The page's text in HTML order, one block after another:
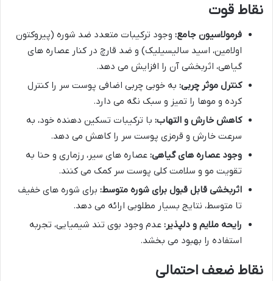
نقاط قوت
فرمولاسیون جامع: وجود ترکیبات متعدد ضد شوره (پیروکتون
اولامین، اسید سالیسیلیک) و ضد قارچ در کنار عصاره های
گیاهی، اثربخشی آن را افزایش می دهد.
کنترل موثر چربی: به خوبی چربی اضافی پوست سر را کنترل
کرده و موها را تمیز و سبک نگه می دارد.
کاهش خارش و التهاب: با ترکیبات تسکین دهنده خود، به
سرعت خارش و قرمزی پوست سر را کاهش می دهد.
وجود عصاره های گیاهی: عصاره های سیر، رزماری و حنا به
تقویت مو و سلامت کلی پوست سر کمک می کنند.
اثربخشی قابل قبول برای شوره متوسط: برای شوره های خفیف
تا متوسط، نتایج بسیار مطلوبی ارائه می دهد.
رایحه ملایم و دلپذیر: عدم وجود بوی تند شیمیایی، تجربه
استفاده را بهبود می بخشد.
نقاط ضعف احتمالی